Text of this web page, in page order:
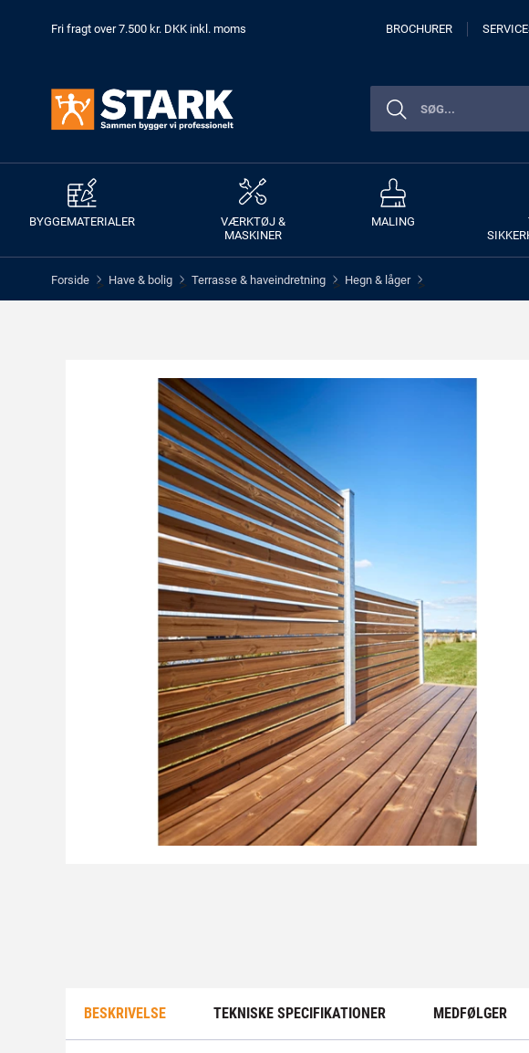
Fri fragt over 7.500 kr. DKK inkl. moms BROCHURER
BYGGEMATERIALER
VÆRKTØJ &
MASKINER
MALING
Forside > Have & bolig > Terrasse & haveindretning > Hegn & låger >
BESKRIVELSE TEKNISKE SPECIFIKATIONER MEDFØLGER